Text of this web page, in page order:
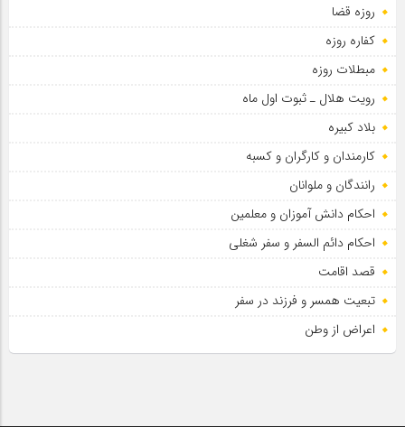
روزه قضا
کفاره روزه
مبطلات روزه
رویت هلال ـ ثبوت اول ماه
بلاد کبیره
کارمندان و کارگران و کسبه
رانندگان و ملوانان
احکام دانش آموزان و معلمین
احکام دائم السفر و سفر شغلی
قصد اقامت
تبعیت همسر و فرزند در سفر
اعراض از وطن